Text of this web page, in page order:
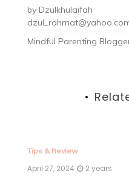
by Dzulkhulaifah
Mindful Parenting
Tips & Review
April 27, 2024 2 years